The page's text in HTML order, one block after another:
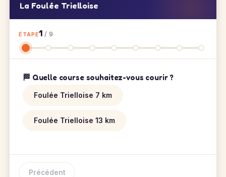
La Foulée Trielloise
ÉTAPE1 / 9
🏁 Quelle course souhaitez-vous courir ?
Foulée Trielloise 7 km
Foulée Trielloise 13 km
Précédent